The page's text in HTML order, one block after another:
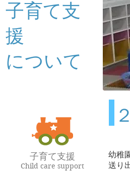
子育て支
援
​について
子育て支援
Child care support
幼稚
送り